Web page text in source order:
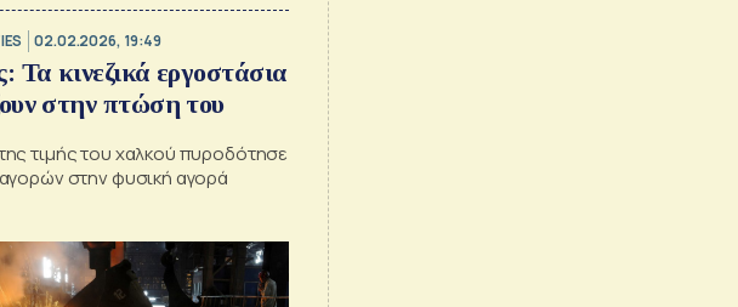
02.02.2026, 19:49
Τα κινεζικά εργοστάσια
στην πτώση του
τιμής του χαλκού πυροδότησε
στην φυσική αγορά